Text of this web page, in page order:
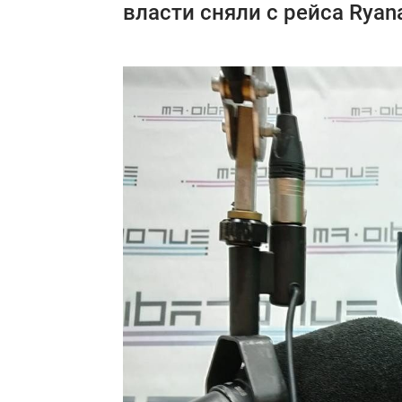
власти сняли с рейса